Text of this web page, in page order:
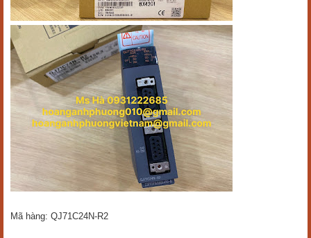
Mã hàng: QJ71C24N-R2